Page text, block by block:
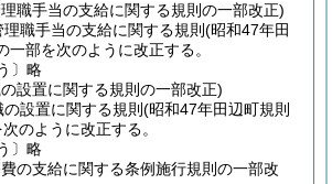
職手当の支給に関する規則の一部改正)
職手当の支給に関する規則 (昭和47年田
一部を次のように改正する。
〕略
設置に関する規則の一部改正)
設置に関する規則 (昭和47年田辺町規則
のように改正する。
〕略
の支給に関する条例施行規則の一部改